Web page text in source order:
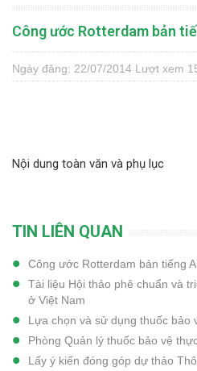
Công ước Rotterdam bản
Ngày đăng: 22/07/2014 Lượt xem
Nội dung toàn văn và phụ lục
TIN LIÊN QUAN
Công ước Rotterdam bản tiếng
Tài liệu Hội thảo phê chuẩn và
ở Việt Nam
Lựa chọn và sử dụng thuốc bảo
Phòng Quản lý thuốc bảo vệ
Lấy ý kiến đóng góp dự thảo